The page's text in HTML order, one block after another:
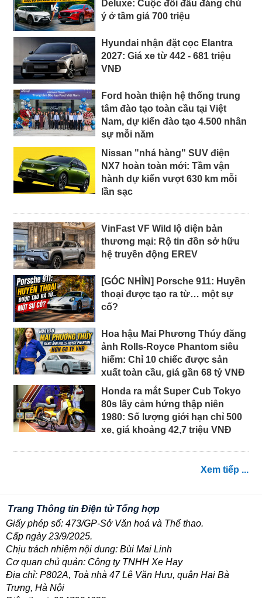
Deluxe: Cuộc đối đầu đáng chú
ý ở tầm giá 700 triệu
Hyundai nhận đặt cọc Elantra
2027: Giá xe từ 442 - 681 triệu
VNĐ
Ford hoàn thiện hệ thống trung
tâm đào tạo toàn cầu tại Việt
Nam, dự kiến đào tạo 4.500 nhân
sự mỗi năm
Nissan "nhá hàng" SUV điện
NX7 hoàn toàn mới: Tầm vận
hành dự kiến vượt 630 km mỗi
lần sạc
VinFast VF Wild lộ diện bản
thương mại: Rộ tin đồn sở hữu
hệ truyền động EREV
[GÓC NHÌN] Porsche 911: Huyền
thoại được tạo ra từ… một sự
cố?
Hoa hậu Mai Phương Thúy đăng
ảnh Rolls-Royce Phantom siêu
hiếm: Chỉ 10 chiếc được sản
xuất toàn cầu, giá gần 68 tỷ VNĐ
Honda ra mắt Super Cub Tokyo
80s lấy cảm hứng thập niên
1980: Số lượng giới hạn chỉ 500
xe, giá khoảng 42,7 triệu VNĐ
Xem tiếp ...
Trang Thông tin Điện tử Tổng hợp
Giấy phép số: 473/GP-Sở Văn hoá và Thể thao.
Cấp ngày 23/9/2025.
Chịu trách nhiệm nội dung: Bùi Mai Linh
Cơ quan chủ quản: Công ty TNHH Xe Hay
Địa chỉ: P802A, Toà nhà 47 Lê Văn Hưu, quận Hai Bà
Trưng, Hà Nội